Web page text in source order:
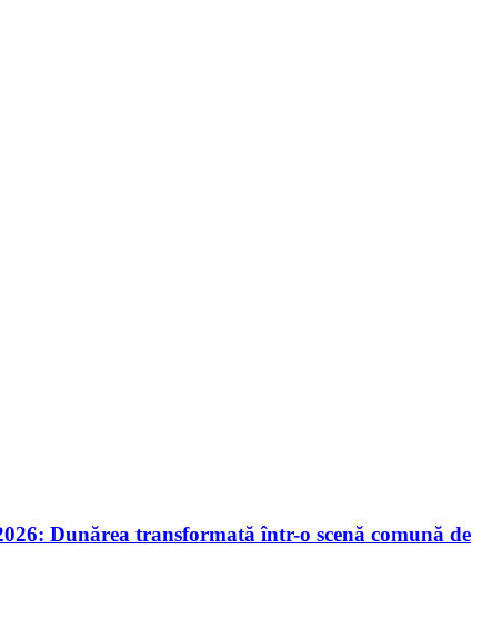
Dunărea transformată într-o scenă comună de